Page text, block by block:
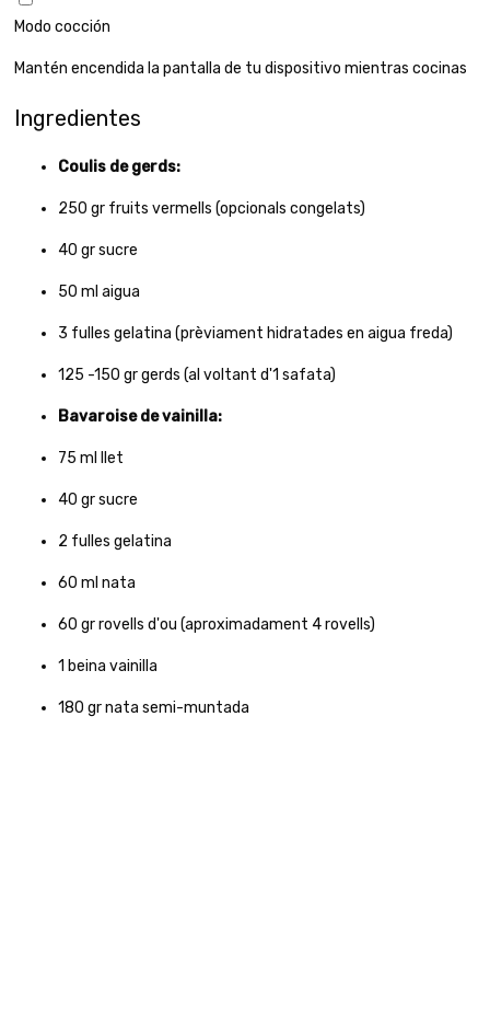
Modo cocción
Mantén encendida la pantalla de tu dispositivo mientras cocinas
Ingredientes
Coulis de gerds:
250 gr fruits vermells (opcionals congelats)
40 grsucre
50 ml aigua
3 fulles gelatina (prèviament hidratades en aigua freda)
125 -150 gr gerds (al voltant d'1 safata)
Bavaroise de vainilla:
75 ml llet
40 grsucre
2 fulles gelatina
60 ml nata
60 grrovells d'ou (aproximadament 4 rovells)
1 beina vainilla
180 grnata semi-muntada